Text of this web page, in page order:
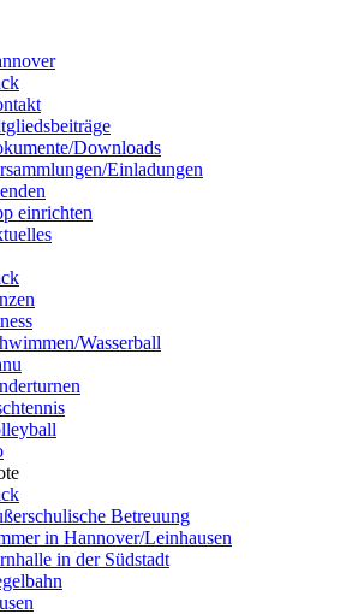
Downloads
Einladungen
einrichten
Wasserball
Betreuung
in Hannover/Leinhausen
in der Südstadt